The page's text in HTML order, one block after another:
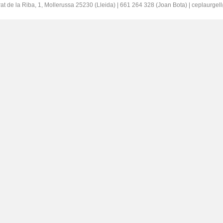
de la Riba, 1, Mollerussa 25230 (Lleida) | 661 264 328 (Joan Bota) |